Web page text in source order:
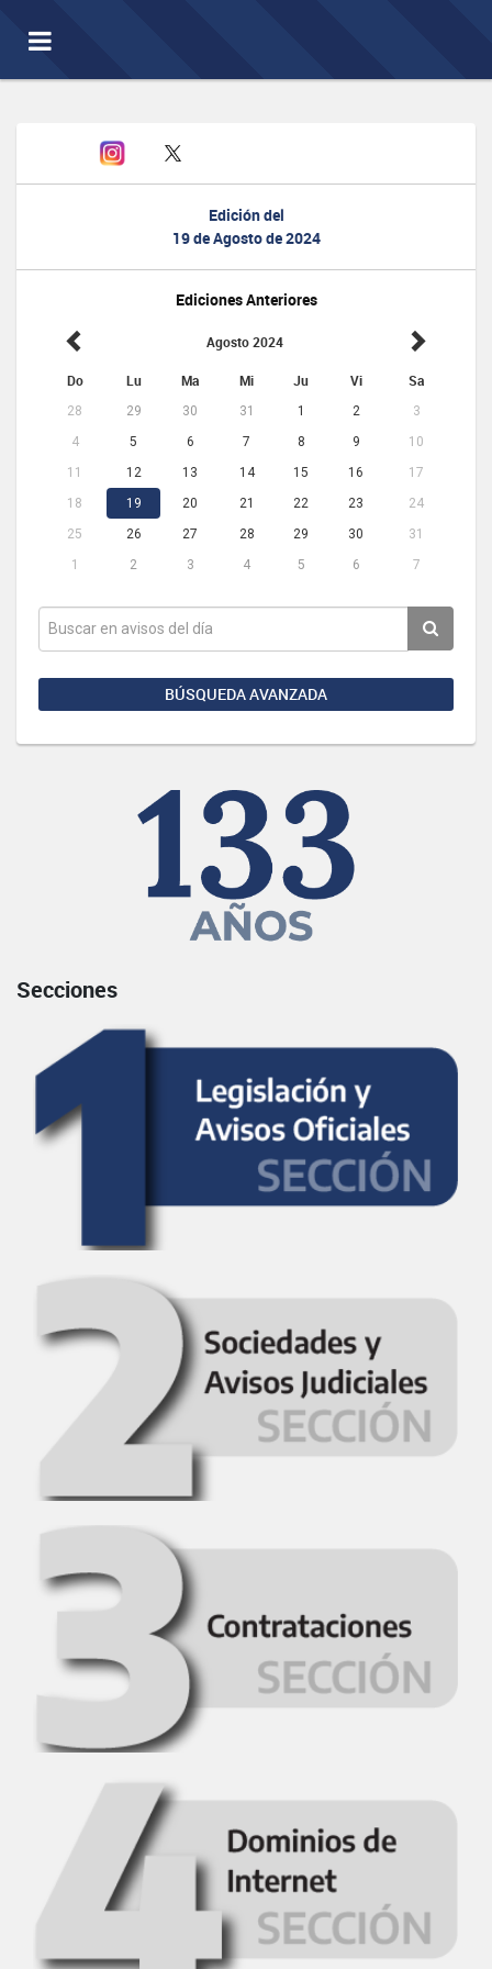
Toggle
navigation
Edición del
19 de Agosto de 2024
Ediciones Anteriores
Agosto 2024
Do Lu Ma Mi Ju Vi Sa
28 29 30 31 1 2
3
4
5 6 7 8 9
10
11
12 13 14 15 16
17
18
19 20 21 22 23
24
25
26 27 28 29 30
31
1
2 3 4 5 6 7
BÚSQUEDA AVANZADA
Secciones